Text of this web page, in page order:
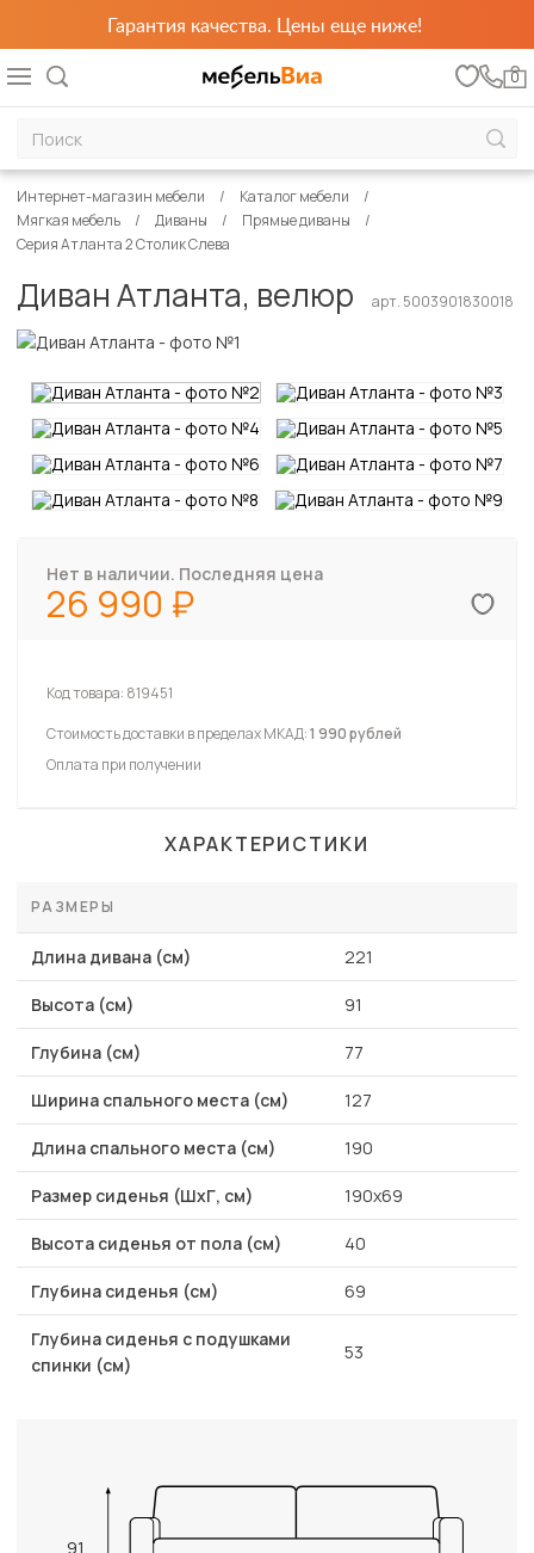
Гарантия качества. Цены еще ниже!
0
Интернет-магазин мебели
Каталог мебели
Мягкая мебель
Диваны
Прямые диваны
Серия Атланта 2 Столик Слева
Диван Атланта, велюр арт. 5003901830018
Нет в наличии. Последняя цена
26 990
Код товара: 819451
Стоимость доставки в пределах МКАД:1 990 рублей
Оплата при получении
ХАРАКТЕРИСТИКИ
РАЗМЕРЫ
Длина дивана (см) 221
Высота (см) 91
Глубина (см) 77
Ширина спального места (см) 127
Длина спального места (см) 190
Размер сиденья (ШхГ, см) 190х69
Высота сиденья от пола (см) 40
Глубина сиденья (см) 69
Глубина сиденья с подушками
спинки (см)
53
91